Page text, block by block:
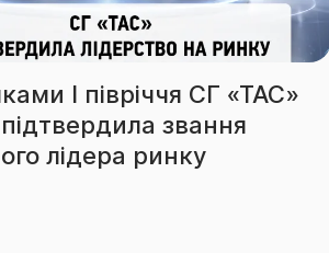
«ТАС» за 6 місяців
3,85 млрд грн